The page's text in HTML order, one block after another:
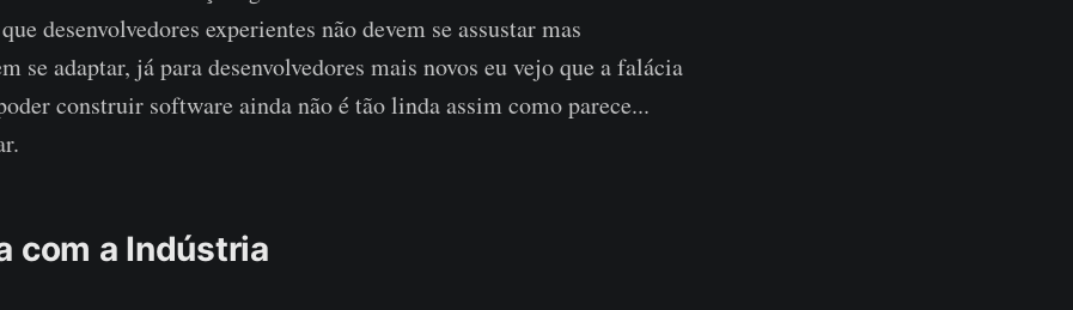
desenvolvedores experientes não devem se assustar mas
se adaptar, já para desenvolvedores mais novos eu vejo que a falácia
construir software ainda não é tão linda assim como parece...
com a Indústria